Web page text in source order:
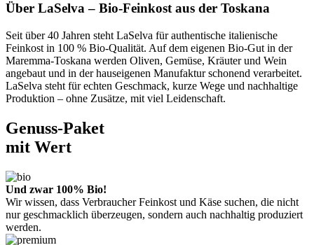
Über LaSelva – Bio-Feinkost aus der Toskana
Seit über 40 Jahren steht LaSelva für authentische italienische
Feinkost in 100 % Bio-Qualität. Auf dem eigenen Bio-Gut in der
Maremma-Toskana werden Oliven, Gemüse, Kräuter und Wein
angebaut und in der hauseigenen Manufaktur schonend verarbeitet.
LaSelva steht für echten Geschmack, kurze Wege und nachhaltige
Produktion – ohne Zusätze, mit viel Leidenschaft.
Genuss-Paket
mit Wert
Und zwar 100% Bio!
Wir wissen, dass Verbraucher Feinkost und Käse suchen, die nicht
nur geschmacklich überzeugen, sondern auch nachhaltig produziert
werden.